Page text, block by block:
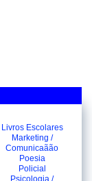
Livros Escolares
Marketing /
Comunicaãão
Poesia
Policial
Psicologia /